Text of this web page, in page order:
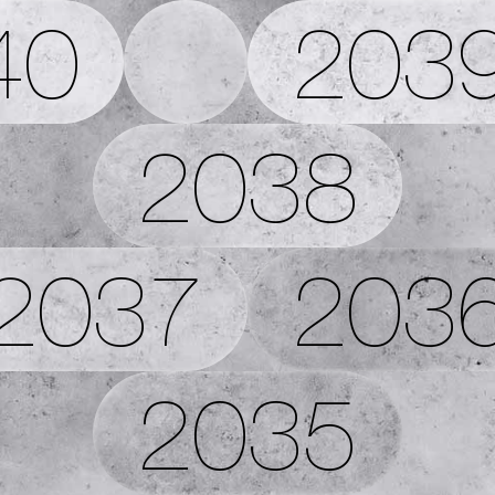
2038
2035